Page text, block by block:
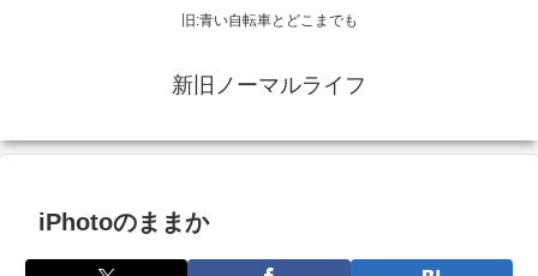
旧:青い自転車とどこまでも
新旧ノーマルライフ
iPhotoのままか